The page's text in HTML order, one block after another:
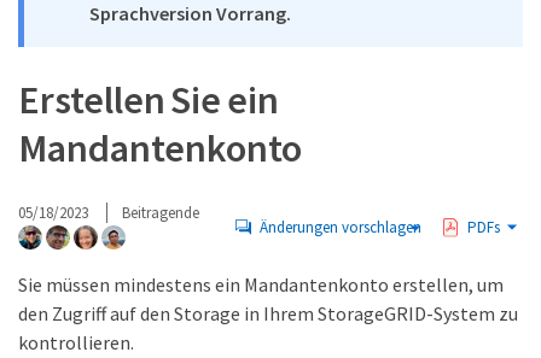
Sprachversion Vorrang.
Erstellen Sie ein
Mandantenkonto
05/18/2023 Beitragende
Änderungen vorschlagen PDFs
Sie müssen mindestens ein Mandantenkonto erstellen, um
den Zugriff auf den Storage in Ihrem StorageGRID-System zu
kontrollieren.